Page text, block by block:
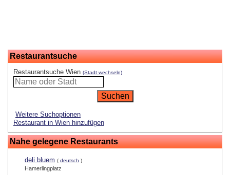
Restaurantsuche
Restaurantsuche Wien (Stadt wechseln)
Weitere Suchoptionen
Restaurant in Wien hinzufügen
Nahe gelegene Restaurants
deli bluem ( deutsch )
Hamerlingplatz